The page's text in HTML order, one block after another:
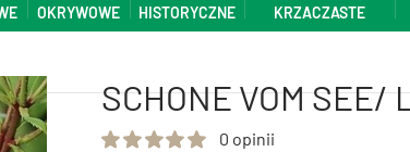
OKRYWOWE
HISTORYCZNE
KRZACZASTE
SCHONE VOM SEE/
0 opinii